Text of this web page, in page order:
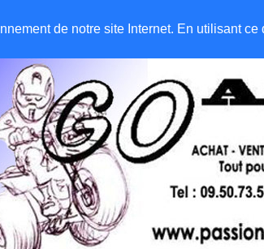
de notre site Internet. En utilisant
Accueil